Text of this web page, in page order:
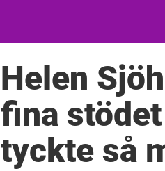
Helen
fina
tyckte så